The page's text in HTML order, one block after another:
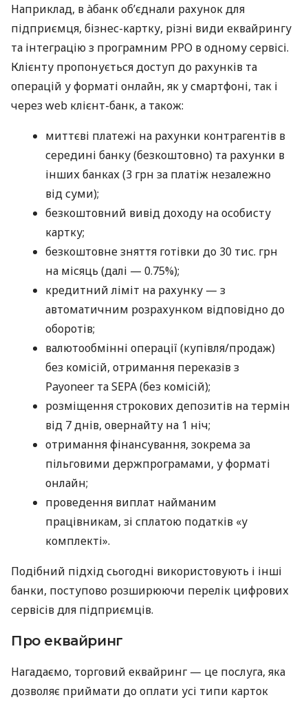
Наприклад, в àбанк об’єднали рахунок для
підприємця, бізнес-картку, різні види еквайрингу
та інтеграцію з програмним РРО в одному сервісі.
Клієнту пропонується доступ до рахунків та
операцій у форматі онлайн, як у смартфоні, так і
через web клієнт-банк, а також:
миттєві платежі на рахунки контрагентів в
середині банку (безкоштовно) та рахунки в
інших банках (3 грн за платіж незалежно
від суми);
безкоштовний вивід доходу на особисту
картку;
безкоштовне зняття готівки до 30 тис. грн
на місяць (далі — 0.75%);
кредитний ліміт на рахунку — з
автоматичним розрахунком відповідно до
оборотів;
валютообмінні операції (купівля/продаж)
без комісій, отримання переказів з
Payoneer та SEPA (без комісій);
розміщення строкових депозитів на термін
від 7 днів, овернайту на 1 ніч;
отримання фінансування, зокрема за
пільговими держпрограмами, у форматі
онлайн;
проведення виплат найманим
працівникам, зі сплатою податків «у
комплекті».
Подібний підхід сьогодні використовують і інші
банки, поступово розширюючи перелік цифрових
сервісів для підприємців.
Про еквайринг
Нагадаємо, торговий еквайринг — це послуга, яка
дозволяє приймати до оплати усі типи карток